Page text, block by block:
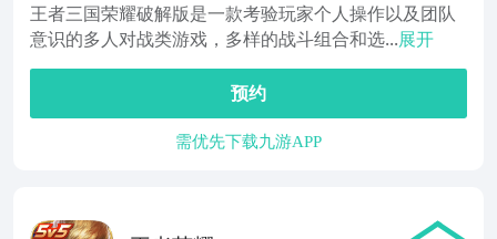
王者三国荣耀破解版是一款考验玩家个人操作以及团队
意识的多人对战类游戏，多样的战斗组合和选...展开
预约
需优先下载九游APP